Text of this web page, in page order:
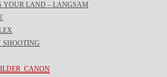
YOUR LAND – LANGSAM